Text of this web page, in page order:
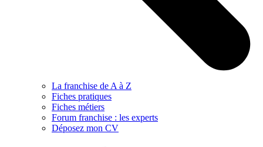
La franchise de A à Z
Fiches pratiques
Fiches métiers
Forum franchise : les experts
Déposez mon CV